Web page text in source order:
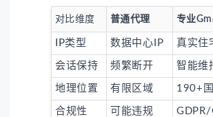
对比维度 普通代理 专业
IP类型 数据中心IP 真实住
会话保持 频繁断开 智能维
地理位置 有限区域 190+
合规性 可能违规 GDPR/